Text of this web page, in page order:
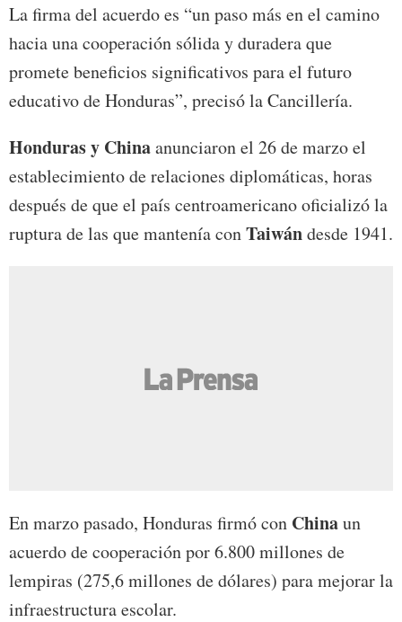
La firma del acuerdo es “un paso más en el camino
hacia una cooperación sólida y duradera que
promete beneficios significativos para el futuro
educativo de Honduras”, precisó la Cancillería.
Honduras y Chinaanunciaron el 26 de marzo el
establecimiento de relaciones diplomáticas, horas
después de que el país centroamericano oficializó la
ruptura de las que mantenía conTaiwándesde 1941.
En marzo pasado, Honduras firmó con Chinaun
acuerdo de cooperación por 6.800 millones de
lempiras (275,6 millones de dólares) para mejorar la
infraestructura escolar.